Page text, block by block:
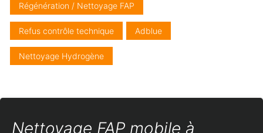
Régénération / Nettoyage FAP
Refus contrôle technique Adblue
Nettoyage Hydrogène
Nettoyage FAP mobile à